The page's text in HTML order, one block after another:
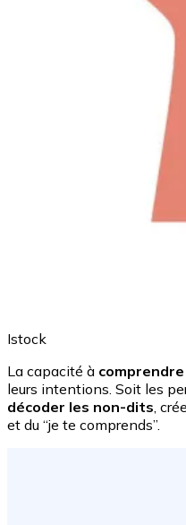
Istock
La capacité à
leurs intentions. Soit les
décoder les non-dits ,
et du “je te comprends”.